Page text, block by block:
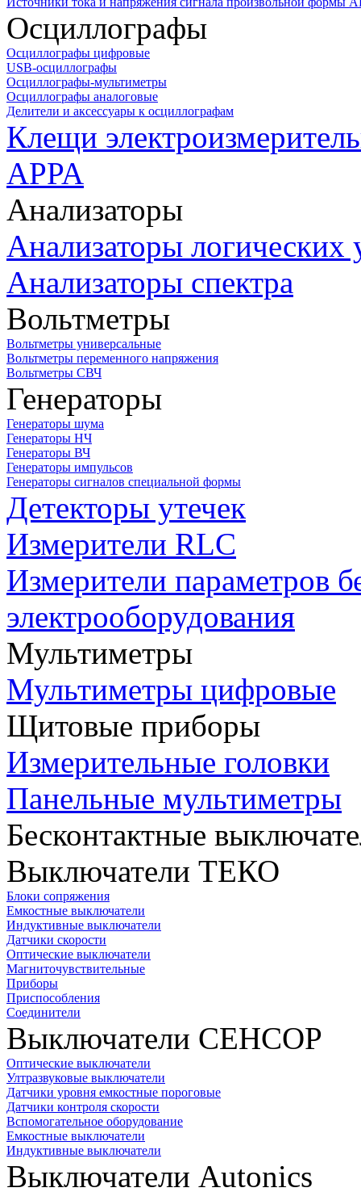
Осциллографы
Осциллографы цифровые
USB-осциллографы
Осциллографы-мультиметры
Осциллографы аналоговые
Делители и аксессуары к осциллографам
Клещи
APPA
Анализаторы
Анализаторы логических
Анализаторы спектра
Вольтметры
Вольтметры универсальные
Вольтметры переменного напряжения
Вольтметры СВЧ
Генераторы
Генераторы шума
Генераторы НЧ
Генераторы ВЧ
Генераторы импульсов
Генераторы сигналов специальной формы
Детекторы утечек
Измерители RLC
Измерители параметров
электрооборудования
Мультиметры
Мультиметры цифровые
Щитовые приборы
Измерительные головки
Панельные мультиметры
Бесконтактные
Выключатели ТЕКО
Блоки сопряжения
Емкостные выключатели
Индуктивные выключатели
Датчики скорости
Оптические выключатели
Магниточувствительные
Приборы
Приспособления
Соединители
Выключатели СЕНСОР
Оптические выключатели
Ултразвуковые выключатели
Датчики уровня емкостные пороговые
Датчики контроля скорости
Вспомогательное оборудование
Емкостные выключатели
Индуктивные выключатели
Выключатели Autonics